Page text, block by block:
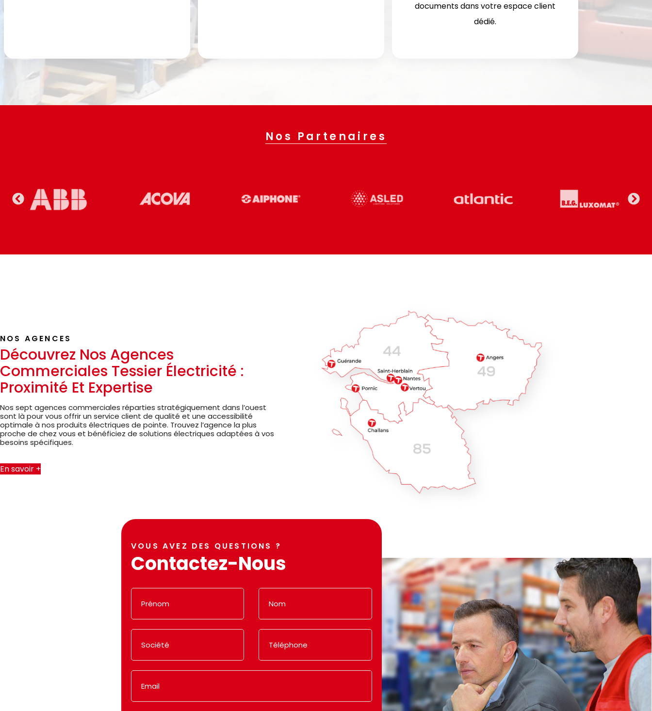
documents dans votre espace client
dédié.
Nos Partenaires
NOS AGENCES
Découvrez Nos Agences
Commerciales Tessier Électricité :
Proximité Et Expertise
Nos sept agences commerciales réparties stratégiquement dans l’ouest
sont là pour vous offrir un service client de qualité et une accessibilité
optimale à nos produits électriques de pointe. Trouvez l’agence la plus
proche de chez vous et bénéficiez de solutions électriques adaptées à vos
besoins spécifiques.
En savoir +
VOUS AVEZ DES QUESTIONS ?
Contactez-Nous